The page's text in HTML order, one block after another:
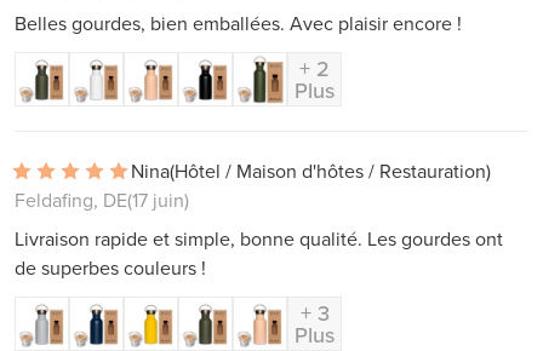
Belles gourdes, bien emballées. Avec plaisir encore !
+ 2
Plus
Nina(Hôtel / Maison d'hôtes / Restauration)
Feldafing, DE(17 juin)
Livraison rapide et simple, bonne qualité. Les gourdes ont
de superbes couleurs !
+ 3
Plus